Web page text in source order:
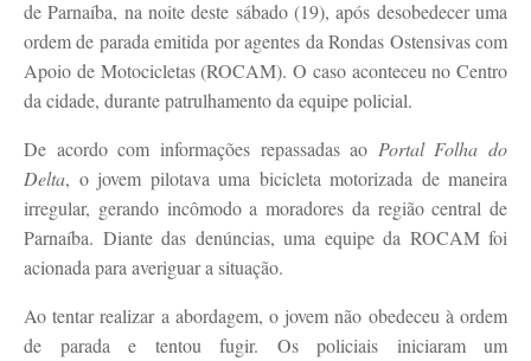
de Parnaíba, na noite deste sábado (19), após desobedecer uma
ordem de parada emitida por agentes da Rondas Ostensivas com
Apoio de Motocicletas (ROCAM). O caso aconteceu no Centro
da cidade, durante patrulhamento da equipe policial.
De acordo com informações repassadas ao Portal Folha do
Delta, o jovem pilotava uma bicicleta motorizada de maneira
irregular, gerando incômodo a moradores da região central de
Parnaíba. Diante das denúncias, uma equipe da ROCAM foi
acionada para averiguar a situação.
Ao tentar realizar a abordagem, o jovem não obedeceu à ordem
de parada e tentou fugir. Os policiais iniciaram um